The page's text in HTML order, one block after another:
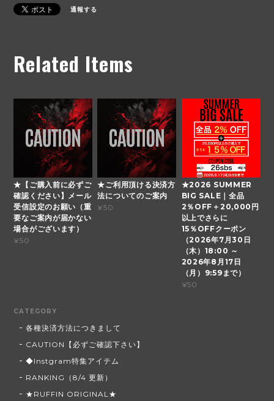
通報する
Related Items
★【ご購入前に必ずご
確認ください】メール
受信設定のお願い（重
要なご案内が届かない
場合がございます）
¥50
★ご利用頂ける決済方
法についてのご案内
¥50
★2026 SUMMER
BIG SALE｜全品
2％OFF＋20,000円
以上でさらに
15％OFFクーポン
（2026年7月30日
（木）18:00 ～
2026年8月17日
（月）9:59まで）
¥50
CATEGORY
各種決済方法につきまして
CAUTION【必ずご確認下さい】
◆Instgram特集アイテム
RANKING（8/4 更新）
★RUFFIN ORIGINAL★